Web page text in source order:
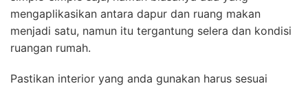
mengaplikasikan antara dapur dan ruang makan
menjadi satu, namun itu tergantung selera dan kondisi
ruangan rumah.
Pastikan interior yang anda gunakan harus sesuai